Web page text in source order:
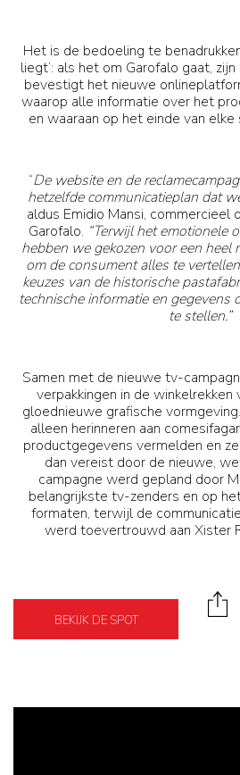
Het is de bedoeling te
liegt’: als het om Garofalo gaat,
bevestigt het nieuwe
waarop alle informatie over het
en waaraan op het einde van
“De website en de
hetzelfde communicatieplan dat
aldus Emidio Mansi, commercieel
Garofalo. “Terwijl het emotionele
hebben we gekozen voor een heel
om de consument alles te
keuzes van de historische
technische informatie en gegevens
te stellen.”
Samen met de nieuwe tv-
verpakkingen in de winkelrekken
gloednieuwe grafische
alleen herinneren aan
productgegevens vermelden en
dan vereist door de nieuwe,
campagne werd gepland door
belangrijkste tv-zenders en op
formaten, terwijl de
werd toevertrouwd aan Xister
BEKIJK DE SPOT